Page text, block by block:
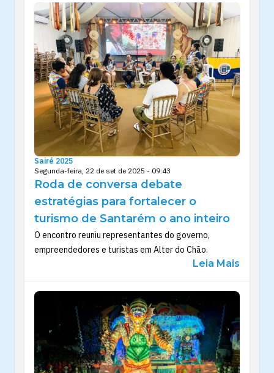
Sairé 2025
Segunda-feira, 22 de set de 2025 - 09:43
Roda de conversa debate
estratégias para fortalecer o
turismo de Santarém o ano inteiro
O encontro reuniu representantes do governo,
empreendedores e turistas em Alter do Chão.
Leia Mais